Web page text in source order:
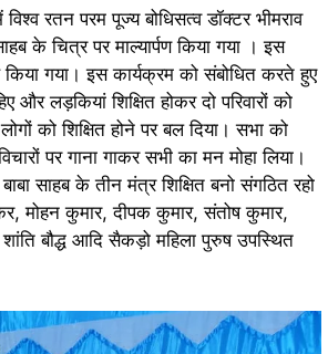
रतन परम पूज्य बोधिसत्व डॉक्टर भीमराव
के चित्र पर माल्यार्पण किया गया । इस
गया। इस कार्यक्रम को संबोधित करते हुए
और लड़कियां शिक्षित होकर दो परिवारों को
को शिक्षित होने पर बल दिया। सभा को
पर गाना गाकर सभी का मन मोहा लिया।
साहब के तीन मंत्र शिक्षित बनो संगठित रहो
मोहन कुमार, दीपक कुमार, संतोष कुमार,
बौद्ध आदि सैकड़ो महिला पुरुष उपस्थित